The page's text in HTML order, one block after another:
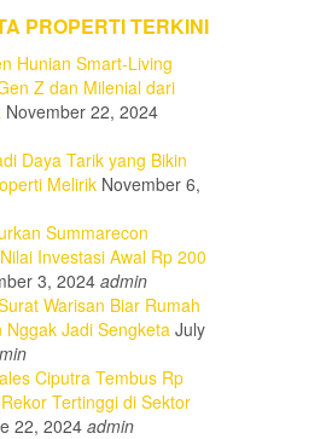
PROPERTI TERKINI
Hunian Smart-Living
Z dan Milenial dari
November 22, 2024
Daya Tarik yang Bikin
Melirik November 6,
Summarecon
Investasi Awal Rp 200
3, 2024 admin
Warisan Biar Rumah
Nggak Jadi Sengketa July
Ciputra Tembus Rp
Tertinggi di Sektor
22, 2024admin